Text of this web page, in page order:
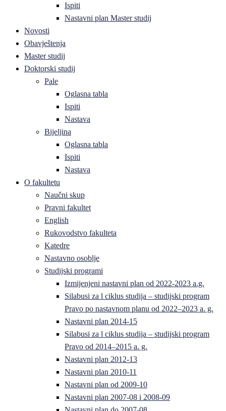
Ispiti
Nastavni plan Master studij
Novosti
Obavještenja
Master studij
Doktorski studij
Pale
Oglasna tabla
Ispiti
Nastava
Bijeljina
Oglasna tabla
Ispiti
Nastava
O fakultetu
Naučni skup
Pravni fakultet
English
Rukovodstvo fakulteta
Katedre
Nastavno osoblje
Studijski programi
Izmijenjeni nastavni plan od 2022-2023 a.g.
Silabusi za l ciklus studija – studijski program
Pravo po nastavnom planu od 2022–2023 a. g.
Nastavni plan 2014-15
Silabusi za l ciklus studija – studijski program
Pravo od 2014–2015 a. g.
Nastavni plan 2012-13
Nastavni plan 2010-11
Nastavni plan od 2009-10
Nastavni plan 2007-08 i 2008-09